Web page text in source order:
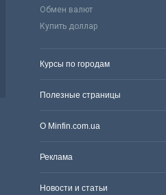
Обмен валют
Купить доллар
Курсы по городам
Полезные страницы
О Minfin.com.ua
Реклама
Новости и статьи